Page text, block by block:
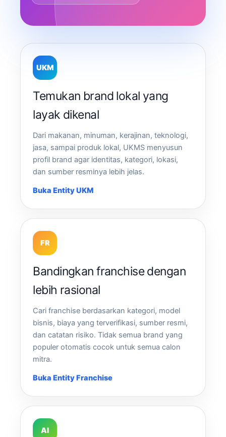
UKM
Temukan brand lokal yang
layak dikenal
Dari makanan, minuman, kerajinan, teknologi,
jasa, sampai produk lokal, UKMS menyusun
profil brand agar identitas, kategori, lokasi,
dan sumber resminya lebih jelas.
Buka Entity UKM
FR
Bandingkan franchise dengan
lebih rasional
Cari franchise berdasarkan kategori, model
bisnis, biaya yang terverifikasi, sumber resmi,
dan catatan risiko. Tidak semua brand yang
populer otomatis cocok untuk semua calon
mitra.
Buka Entity Franchise
AI